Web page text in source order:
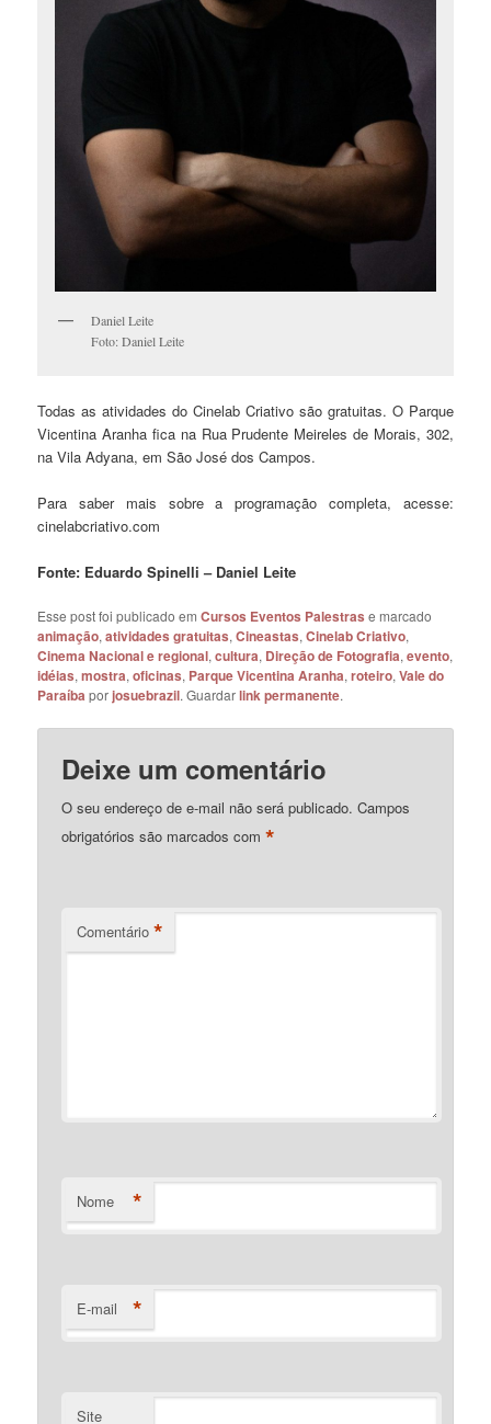
Daniel Leite
Foto: Daniel Leite
Todas as atividades do Cinelab Criativo são gratuitas. O Parque
Vicentina Aranha fica na Rua Prudente Meireles de Morais, 302,
na Vila Adyana, em São José dos Campos.
Para saber mais sobre a programação completa, acesse:
cinelabcriativo.com
Fonte: Eduardo Spinelli – Daniel Leite
Esse post foi publicado emCursos Eventos Palestras e marcado
animação,atividades gratuitas,Cineastas,Cinelab Criativo,
Cinema Nacional e regional,cultura, Direção de Fotografia,evento,
idéias,mostra,oficinas, Parque Vicentina Aranha,roteiro,Vale do
Paraíba porjosuebrazil. Guardarlink permanente.
Deixe um comentário
O seu endereço de e-mail não será publicado. Campos
obrigatórios são marcados com*
Comentário *
Nome *
E-mail *
Site